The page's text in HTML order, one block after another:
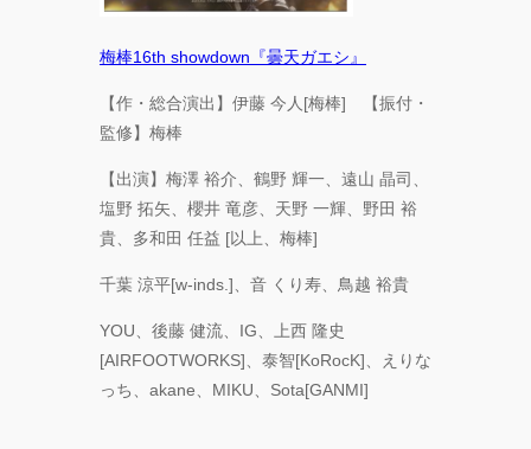
梅棒16th showdown『曇天ガエシ』
【作・総合演出】伊藤 今⼈[梅棒] 【振付・
監修】梅棒
【出演】梅澤 裕介、鶴野 輝一、遠山 晶司、
塩野 拓矢、櫻井 竜彦、天野 一輝、野田 裕
貴、多和田 任益 [以上、梅棒]
千葉 涼平[w-inds.]、音 くり寿、鳥越 裕貴
YOU、後藤 健流、IG、上西 隆史
[AIRFOOTWORKS]、泰智[KoRocK]、えりな
っち、akane、MIKU、Sota[GANMI]